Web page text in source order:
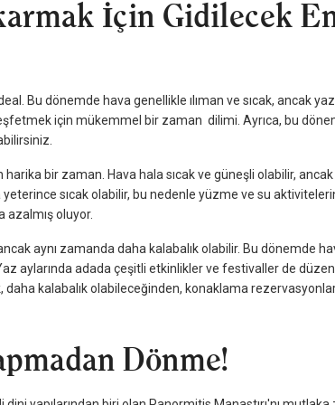
İçin Gidilecek
Bu dönemde hava genellikle ılıman ve sıcak, ancak
için mükemmel bir zaman dilimi. Ayrıca, bu
bir zaman. Hava hala sıcak ve güneşli olabilir, ancak
sıcak olabilir, bu nedenle yüzme ve su
azalmış oluyor.
aynı zamanda daha kalabalık olabilir. Bu dönemde
aylarında adada çeşitli etkinlikler ve festivaller de
kalabalık olabileceğinden, konaklama
Dönme!